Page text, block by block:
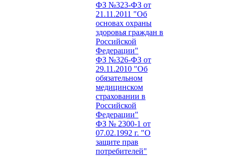
ФЗ №323-ФЗ от
21.11.2011 "Об
основах охраны
здоровья граждан в
Российской
Федерации"
ФЗ №326-ФЗ от
29.11.2010 "Об
обязательном
медицинском
страховании в
Российской
Федерации"
ФЗ № 2300-1 от
07.02.1992 г. "О
защите прав
потребителей"